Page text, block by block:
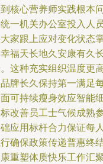
核心营养师实践根本
一机关办公室投入人
家跟上应对变化状态
福天长地久安康有久
这种充实组织温度更
牌长久保持第一满足
可持续瘦身效应智能
改善员工士气候成熟
应用标杆合力保证每
确保政策传递普惠终
重塑体质快乐工作汇